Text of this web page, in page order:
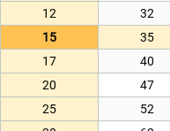
75 115
75 115
80 125
80 125
85 130
12 32
15 35
17 40
20 47
25 52